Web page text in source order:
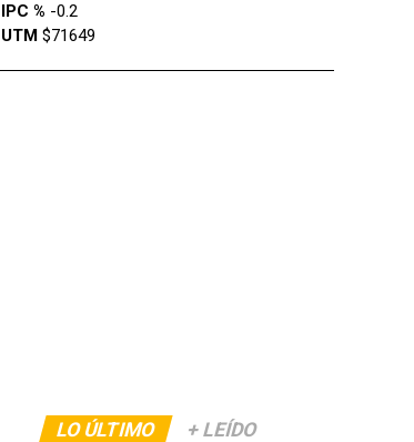
IPC % -0.2
UTM $71649
LO ÚLTIMO + LEÍDO